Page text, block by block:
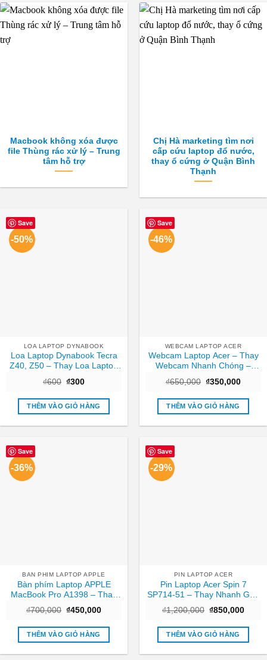
Macbook không xóa được
file Thùng rác xử lý – Trung
tâm hỗ trợ
Chị Hà marketing tìm nơi
cấp cứu laptop đổ nước,
thay ổ cứng ở Quận Bình
Thạnh
Save
-50%
LOA LAPTOP DYNABOOK
Loa Laptop Dynabook Tecra
Z40, Z50 – Thay Loa Laptop
₫600 Giá
là:
₫600.
₫300Giá
tại
là:
₫300.
THÊM VÀO GIỎ HÀNG
Save
-46%
WEBCAM LAPTOP ACER
Webcam Laptop Acer – Thay
Webcam Nhanh Chóng –
₫650,000 Giá
là:
₫650,000.
₫350,000Giá
tại
THÊM VÀO GIỎ HÀNG
Save
-36%
BAN PHIM LAPTOP APPLE
Bàn phím Laptop APPLE
MacBook Pro A1398 – Thay
₫700,000 Giá
là:
₫700,000.
₫450,000Giá
tại
₫450,000.
THÊM VÀO GIỎ HÀNG
Save
-29%
PIN LAPTOP ACER
Pin Laptop Acer Spin 7
SP714-51 – Thay Nhanh Gần
₫1,200,000 Giá
là:
₫1,200,000.
₫850,000Giá
tại
THÊM VÀO GIỎ HÀNG